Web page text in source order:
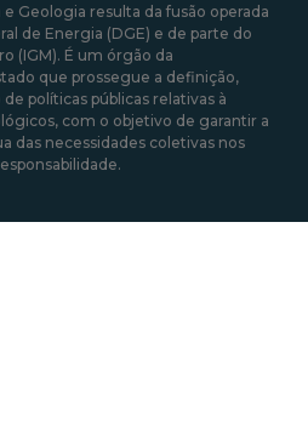
Geologia resulta da fusão operada
de Energia (DGE) e de parte do
(IGM). É um órgão da
que prossegue a definição,
políticas públicas relativas à
com o objetivo de garantir a
das necessidades coletivas nos